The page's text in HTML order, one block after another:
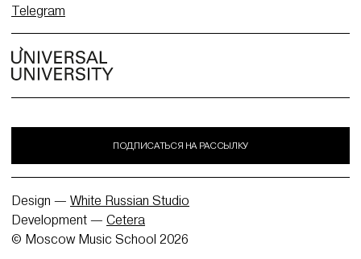
Telegram
ПОДПИСАТЬСЯ НА РАССЫЛКУ
Design — White Russian Studio
Development — Cetera
© Moscow Music School 2026